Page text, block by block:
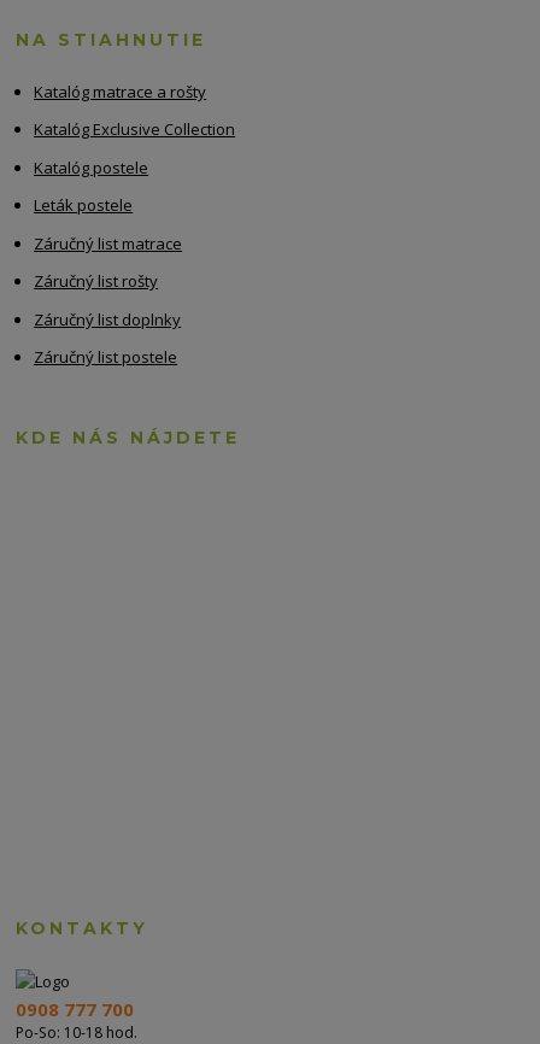
NA STIAHNUTIE
Katalóg matrace a rošty
Katalóg Exclusive Collection
Katalóg postele
Leták postele
Záručný list matrace
Záručný list rošty
Záručný list doplnky
Záručný list postele
KDE NÁS NÁJDETE
KONTAKTY
0908 777 700
Po-So: 10-18 hod.